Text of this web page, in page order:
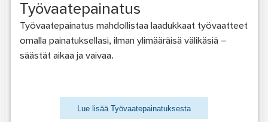
Työvaatepainatus
Työvaatepainatus mahdollistaa laadukkaat työvaatteet
omalla painatuksellasi, ilman ylimääräisä välikäsiä –
säästät aikaa ja vaivaa.
Lue lisää Työvaatepainatuksesta